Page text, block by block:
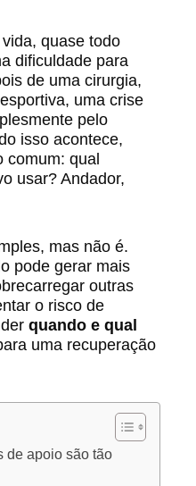
quase todo
dificuldade para
de uma cirurgia,
uma crise
pelo
isso acontece,
comum: qual
usar? Andador,
mas não é.
pode gerar mais
outras
o risco de
quando e qual
uma recuperação
de apoio são tão